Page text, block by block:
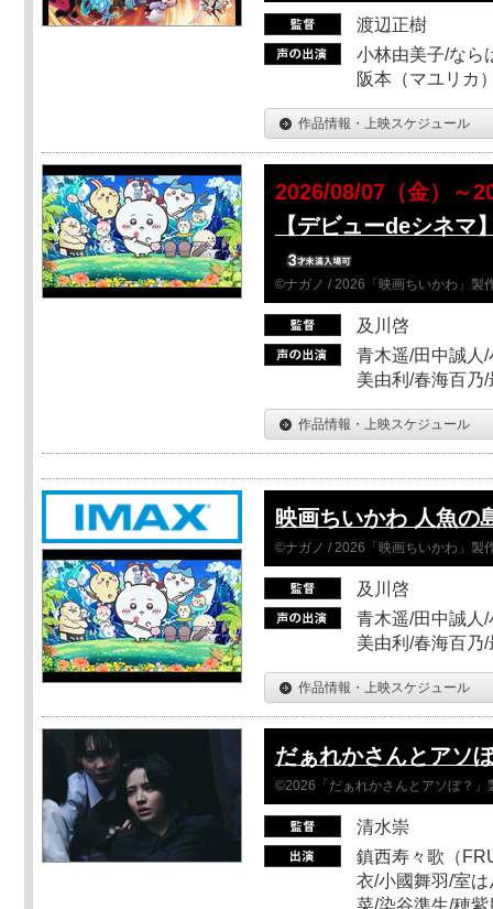
渡辺正樹
小林由美子/なら
阪本（マユリカ
作品情報・上映スケジュール
2026/08/07（金）～
【デビューdeシネマ
©ナガノ / 2026「映画ちいかわ」製
及川啓
青木遥/田中誠人
美由利/春海百乃
作品情報・上映スケジュール
映画ちいかわ 人魚の
©ナガノ / 2026「映画ちいかわ」製
及川啓
青木遥/田中誠人
美由利/春海百乃
作品情報・上映スケジュール
だぁれかさんとアソ
©2026「だぁれかさんとアソぼ？」
清水崇
鎮西寿々歌（
衣/小國舞羽/室
菜/染谷準生/穂